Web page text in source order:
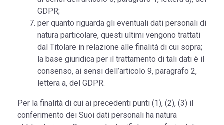
GDPR;
per quanto riguarda gli eventuali dati personali di
natura particolare, questi ultimi vengono trattati
dal Titolare in relazione alle finalità di cui sopra;
la base giuridica per il trattamento di tali dati è il
consenso, ai sensi dell’articolo 9, paragrafo 2,
lettera a, del GDPR.
Per la finalità di cui ai precedenti punti (1), (2), (3) il
conferimento dei Suoi dati personali ha natura